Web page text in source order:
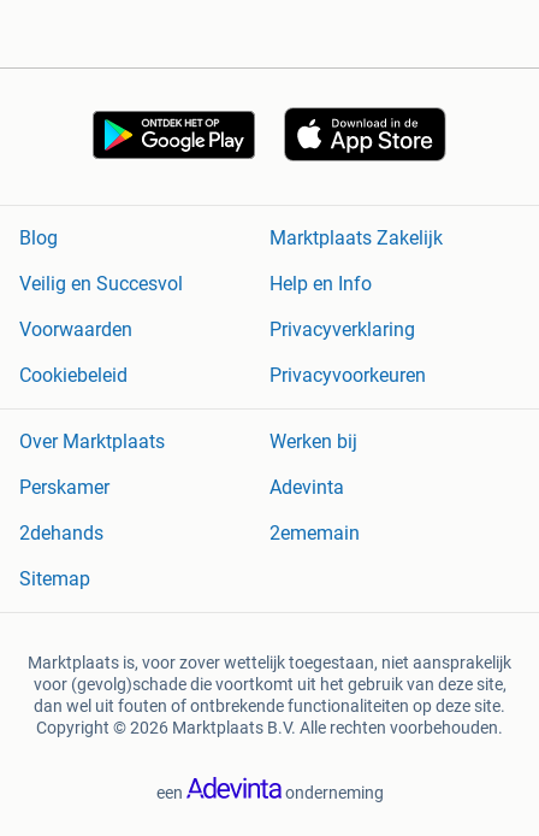
Blog
Marktplaats Zakelijk
Veilig en Succesvol
Help en Info
Voorwaarden
Privacyverklaring
Cookiebeleid
Privacyvoorkeuren
Over Marktplaats
Werken bij
Perskamer
Adevinta
2dehands
2ememain
Sitemap
Marktplaats is, voor zover wettelijk toegestaan, niet aansprakelijk
voor (gevolg)schade die voortkomt uit het gebruik van deze site,
dan wel uit fouten of ontbrekende functionaliteiten op deze site.
Copyright © 2026 Marktplaats B.V. Alle rechten voorbehouden.
een onderneming